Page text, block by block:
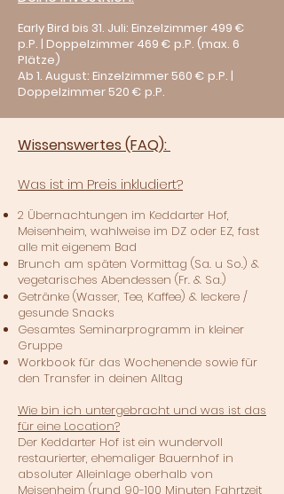
Early Bird bis 31. Juli: Einzelzimmer 499 €
p.P. | Doppelzimmer 469 € p.P. (max. 6
Plätze)
Ab 1. August: Einzelzimmer 560 € p.P. |
Doppelzimmer 520 € p.P.
Wissenswertes (FAQ):
Was ist im Preis inkludiert?
2 Übernachtungen im Keddarter Hof,
Meisenheim, wahlweise im DZ oder EZ, fast
alle mit eigenem Bad
Brunch am späten Vormittag (Sa. u So.) &
vegetarisches Abendessen (Fr. & Sa.)
Getränke (Wasser, Tee, Kaffee) & leckere /
gesunde Snacks
Gesamtes Seminarprogramm in kleiner
Gruppe
Workbook für das Wochenende sowie für
den Transfer in deinen Alltag
Wie bin ich untergebracht und was ist das
für eine Location?
Der Keddarter Hof ist ein wundervoll
restaurierter, ehemaliger Bauernhof in
absoluter Alleinlage oberhalb von
Meisenheim (rund 90-100 Minuten Fahrtzeit